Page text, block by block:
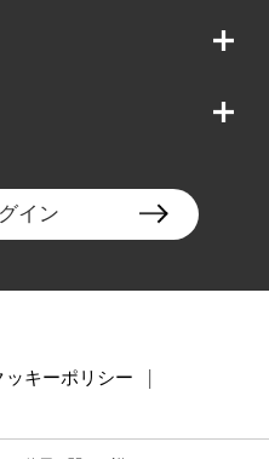
イン
ッキーポリシー